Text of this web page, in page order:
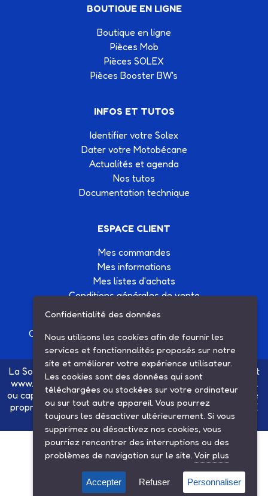
BOUTIQUE EN LIGNE
Boutique en ligne
Pièces Mob
Pièces SOLEX
Pièces Booster BW's
INFOS ET TUTOS
Identifier votre Solex
Dater votre Motobécane
Actualités et agenda
Nos tutos
Documentation technique
ESPACE CLIENT
Mes commandes
Mes informations
Mes listes d'achats
Conditions générales de vente
Contactez-nous
Création site Internet Factor’IT| Mentions légales
La Société SARL ETS MAUGER, exploitante du site internet
www.ets-mauger.com, n'a aucun lien juridique, commercial
ou capitalistique avec la société SINBAR - Groupe Easybike
propriétaire des marques SOLEX, VELOSOLEX, SOLEXINE
et E-SOLEX.
Confidentialité des données
Nous utilisons les cookies afin de fournir les
services et fonctionnalités proposés sur notre
site et améliorer votre expérience utilisateur.
Les cookies sont des données qui sont
téléchargées ou stockées sur votre ordinateur
ou sur tout autre appareil. Vous pourrez
toujours les désactiver ultérieurement. Si vous
supprimez ou désactivez nos cookies, vous
pourriez rencontrer des interruptions ou des
problèmes de navigation sur le site. Voir plus
Accepter Refuser Personnaliser